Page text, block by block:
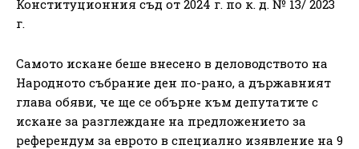
Конституционния съд от 2024 г. по к. д. № 13/ 2023
г.
Самото искане беше внесено в деловодството на
Народното събрание ден по-рано, а държавният
глава обяви, че ще се обърне към депутатите с
искане за разглеждане на предложението за
референдум за еврото в специално изявление на 9